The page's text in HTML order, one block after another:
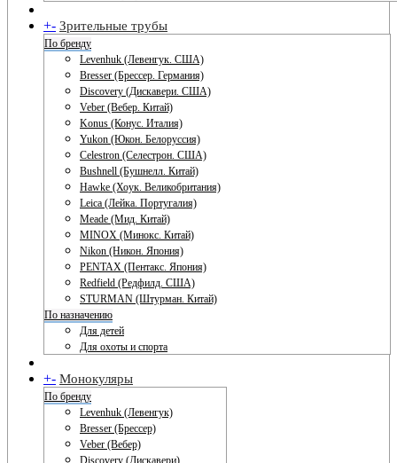
+- Зрительные трубы
По бренду
Levenhuk (Левенгук. США)
Bresser (Брессер. Германия)
Discovery (Дискавери. США)
Veber (Вебер. Китай)
Konus (Конус. Италия)
Yukon (Юкон. Белоруссия)
Celestron (Селестрон. США)
Bushnell (Бушнелл. Китай)
Hawke (Хоук. Великобритания)
Leica (Лейка. Португалия)
Meade (Мид. Китай)
MINOX (Минокс. Китай)
Nikon (Никон. Япония)
PENTAX (Пентакс. Япония)
Redfield (Редфилд. США)
STURMAN (Штурман. Китай)
По назначению
Для детей
Для охоты и спорта
+- Монокуляры
По бренду
Levenhuk (Левенгук)
Bresser (Брессер)
Veber (Вебер)
Discovery (Дискавери)